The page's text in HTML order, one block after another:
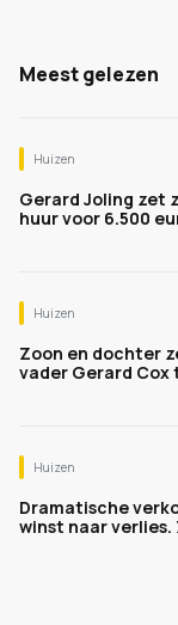
Meest gelezen
Huizen
Gerard Joling zet
huur voor 6.500
Huizen
Zoon en dochter
vader Gerard Cox
Huizen
Dramatische
winst naar